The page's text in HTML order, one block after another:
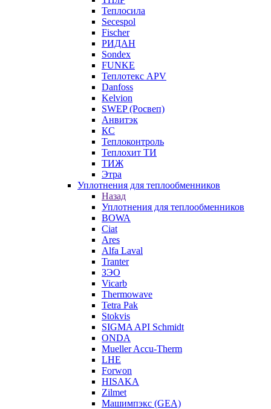
Теплосила
Secespol
Fischer
РИДАН
Sondex
FUNKE
Теплотекс APV
Danfoss
Kelvion
SWEP (Росвеп)
Анвитэк
КС
Теплоконтроль
Теплохит ТИ
ТИЖ
Этра
Уплотнения для теплообменников
Назад
Уплотнения для теплообменников
BOWA
Ciat
Ares
Alfa Laval
Tranter
ЗЭО
Vicarb
Thermowave
Tetra Pak
Stokvis
SIGMA API Schmidt
ONDA
Mueller Accu-Therm
LHE
Forwon
HISAKA
Zilmet
Машимпэкс (GEA)